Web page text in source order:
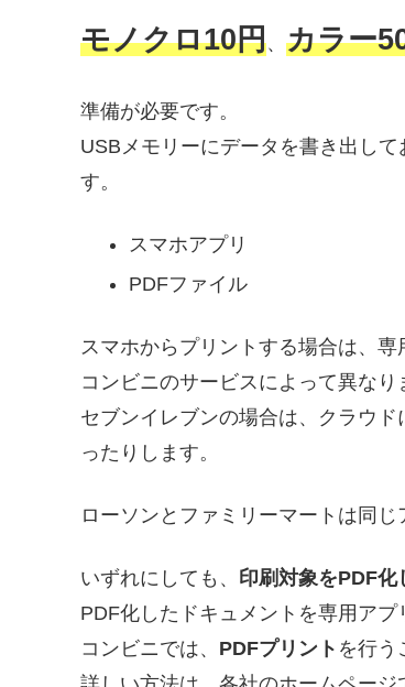
モノクロ10円、 カラー
準備が必要です。
USBメモリーにデータを書き出し
す。
スマホアプリ
PDFファイル
スマホからプリントする場合は、専
コンビニのサービスによって異なり
セブンイレブンの場合は、クラウ
ったりします。
ローソンとファミリーマートは同じ
いずれにしても、 印刷対象をPDF化
PDF化したドキュメントを専用アプ
コンビニでは、 PDFプリント を行う